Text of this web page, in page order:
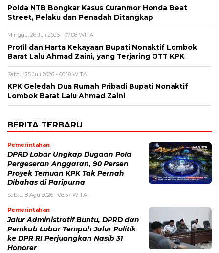
Polda NTB Bongkar Kasus Curanmor Honda Beat
Street, Pelaku dan Penadah Ditangkap
Minggu, 26 Juli 2026 - 07:08 WITA
Profil dan Harta Kekayaan Bupati Nonaktif Lombok
Barat Lalu Ahmad Zaini, yang Terjaring OTT KPK
Sabtu, 25 Juli 2026 - 00:18 WITA
KPK Geledah Dua Rumah Pribadi Bupati Nonaktif
Lombok Barat Lalu Ahmad Zaini
BERITA TERBARU
Pemerintahan
DPRD Lobar Ungkap Dugaan Pola
Pergeseran Anggaran, 90 Persen
Proyek Temuan KPK Tak Pernah
Dibahas di Paripurna
Sabtu, 8 Agu 2026 - 06:57 WITA
Pemerintahan
Jalur Administratif Buntu, DPRD dan
Pemkab Lobar Tempuh Jalur Politik
ke DPR RI Perjuangkan Nasib 31
Honorer